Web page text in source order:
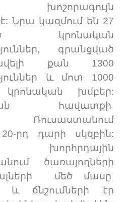
խոշորագույն
է: Նրա կազմում են 27
կրոնական
գրանցված
քան 1300
և մոտ 1000
խմբեր:
հավատքի
Ռուսաստանում
րդ դարի սկզբին:
ծառայողների
մեծ մասը
և ճնշումների էր